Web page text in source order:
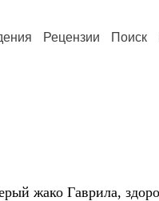
Рецензии Поиск
жако Гаврила,